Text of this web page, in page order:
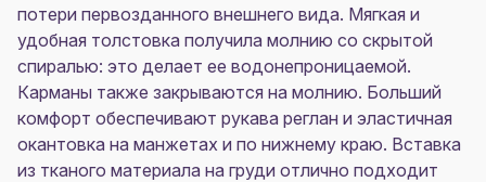
потери первозданного внешнего вида. Мягкая и
удобная толстовка получила молнию со скрытой
спиралью: это делает ее водонепроницаемой.
Карманы также закрываются на молнию. Больший
комфорт обеспечивают рукава реглан и эластичная
окантовка на манжетах и по нижнему краю. Вставка
из тканого материала на груди отлично подходит